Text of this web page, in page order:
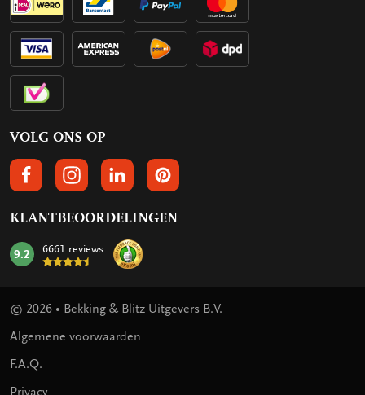
VOLG ONS OP
VOLGS ONS OP FACEBOOK
VOLG ONS OP INSTAGRAM
VOLG ONS OP LINKEDIN
VOLG ONS OP PINTEREST
KLANTBEOORDELINGEN
mark:
9.2 6661 reviews
© 2026 • Bekking & Blitz Uitgevers B.V.
Algemene voorwaarden
F.A.Q.
Privacy